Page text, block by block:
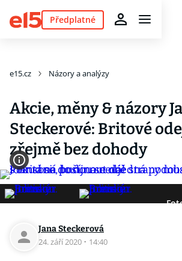
Předplatné
e15.cz Názory a analýzy
Akcie, měny & názory
Steckerové: Britové
zřejmě bez dohody
Jana Steckerová
24. září 2020 · 14:40